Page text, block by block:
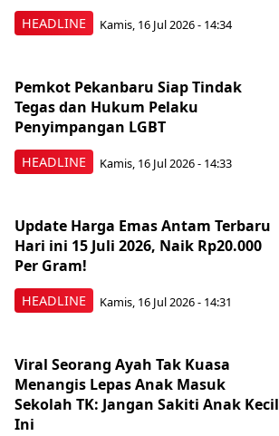
HEADLINE Kamis, 16 Jul 2026 - 14:34
HEADLINE
Pemkot Pekanbaru Siap Tindak
Tegas dan Hukum Pelaku
Penyimpangan LGBT
Kamis, 16 Jul 2026 - 14:33
HEADLINE
Update Harga Emas Antam Terbaru
Hari ini 15 Juli 2026, Naik Rp20.000
Per Gram!
Kamis, 16 Jul 2026 - 14:31
Viral Seorang Ayah Tak Kuasa
Menangis Lepas Anak Masuk
Sekolah TK: Jangan Sakiti Anak Kecil
Ini